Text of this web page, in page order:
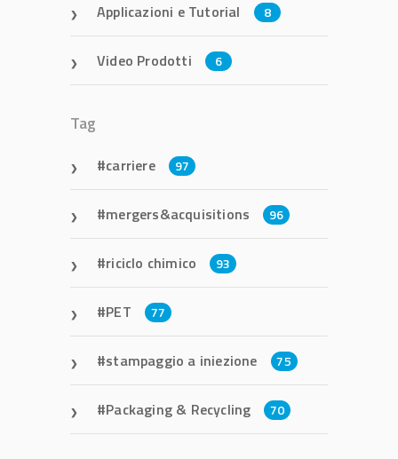
Applicazioni e Tutorial 8
Video Prodotti 6
Tag
carriere 97
mergers&acquisitions 96
riciclo chimico 93
PET 77
stampaggio a iniezione 75
Packaging & Recycling 70